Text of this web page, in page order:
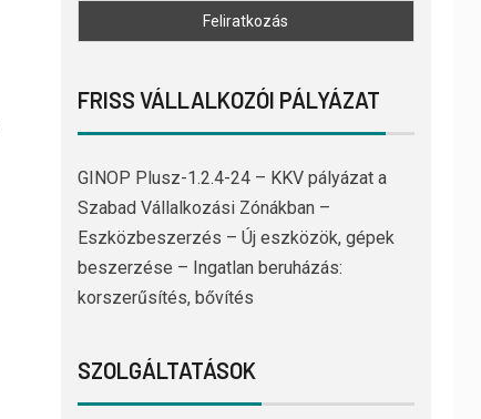
FRISS VÁLLALKOZÓI PÁLYÁZAT
GINOP Plusz-1.2.4-24 – KKV pályázat a
Szabad Vállalkozási Zónákban –
Eszközbeszerzés – Új eszközök, gépek
beszerzése – Ingatlan beruházás:
korszerűsítés, bővítés
SZOLGÁLTATÁSOK